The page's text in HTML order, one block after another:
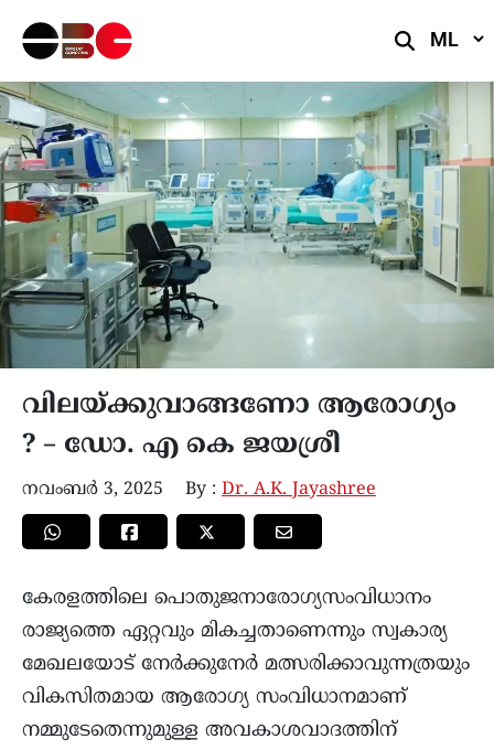
Select
വിലയ്ക്കുവാങ്ങണോ ആരോഗ്യം
? – ഡോ. എ കെ ജയശ്രീ
നവംബർ 3, 2025 By : Dr. A.K. Jayashree
കേരളത്തിലെ പൊതുജനാരോഗ്യസംവിധാനം
രാജ്യത്തെ ഏറ്റവും മികച്ചതാണെന്നും സ്വകാര്യ
മേഖലയോട് നേര്‍ക്കുനേര്‍ മത്സരിക്കാവുന്നത്രയും
വികസിതമായ ആരോഗ്യ സംവിധാനമാണ്
നമ്മുടേതെന്നുമുള്ള അവകാശവാദത്തിന്